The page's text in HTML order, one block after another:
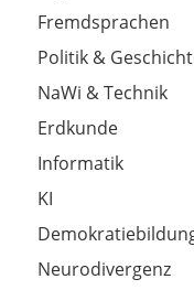
Fremdsprachen
Politik &
NaWi & Technik
Erdkunde
Informatik
KI
Neurodivergenz